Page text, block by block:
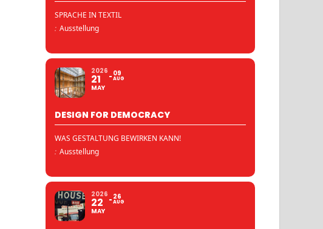
SPRACHE IN TEXTIL
: Ausstellung
2026
21
MAY
09
AUG
DESIGN FOR DEMOCRACY
WAS GESTALTUNG BEWIRKEN KANN!
: Ausstellung
2026
22
MAY
26
AUG